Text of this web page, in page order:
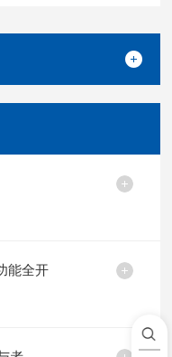
能全开